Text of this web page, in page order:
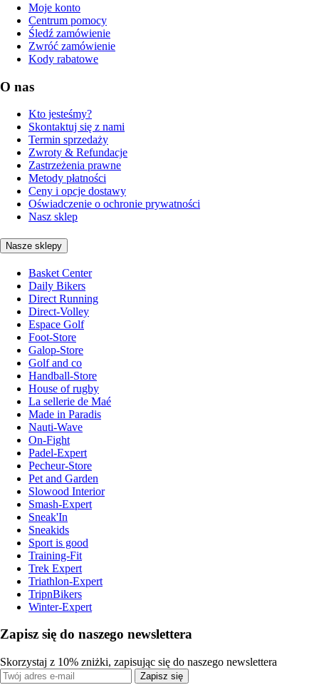
Moje konto
Centrum pomocy
Śledź zamówienie
Zwróć zamówienie
Kody rabatowe
O nas
Kto jesteśmy?
Skontaktuj się z nami
Termin sprzedaży
Zwroty & Refundacje
Zastrzeżenia prawne
Metody płatności
Ceny i opcje dostawy
Oświadczenie o ochronie prywatności
Nasz sklep
Nasze sklepy
Basket Center
Daily Bikers
Direct Running
Direct-Volley
Espace Golf
Foot-Store
Galop-Store
Golf and co
Handball-Store
House of rugby
La sellerie de Maé
Made in Paradis
Nauti-Wave
On-Fight
Padel-Expert
Pecheur-Store
Pet and Garden
Slowood Interior
Smash-Expert
Sneak'In
Sneakids
Sport is good
Training-Fit
Trek Expert
Triathlon-Expert
TripnBikers
Winter-Expert
Zapisz się do naszego newslettera
Skorzystaj z 10% zniżki, zapisując się do naszego newslettera
Zapisz się